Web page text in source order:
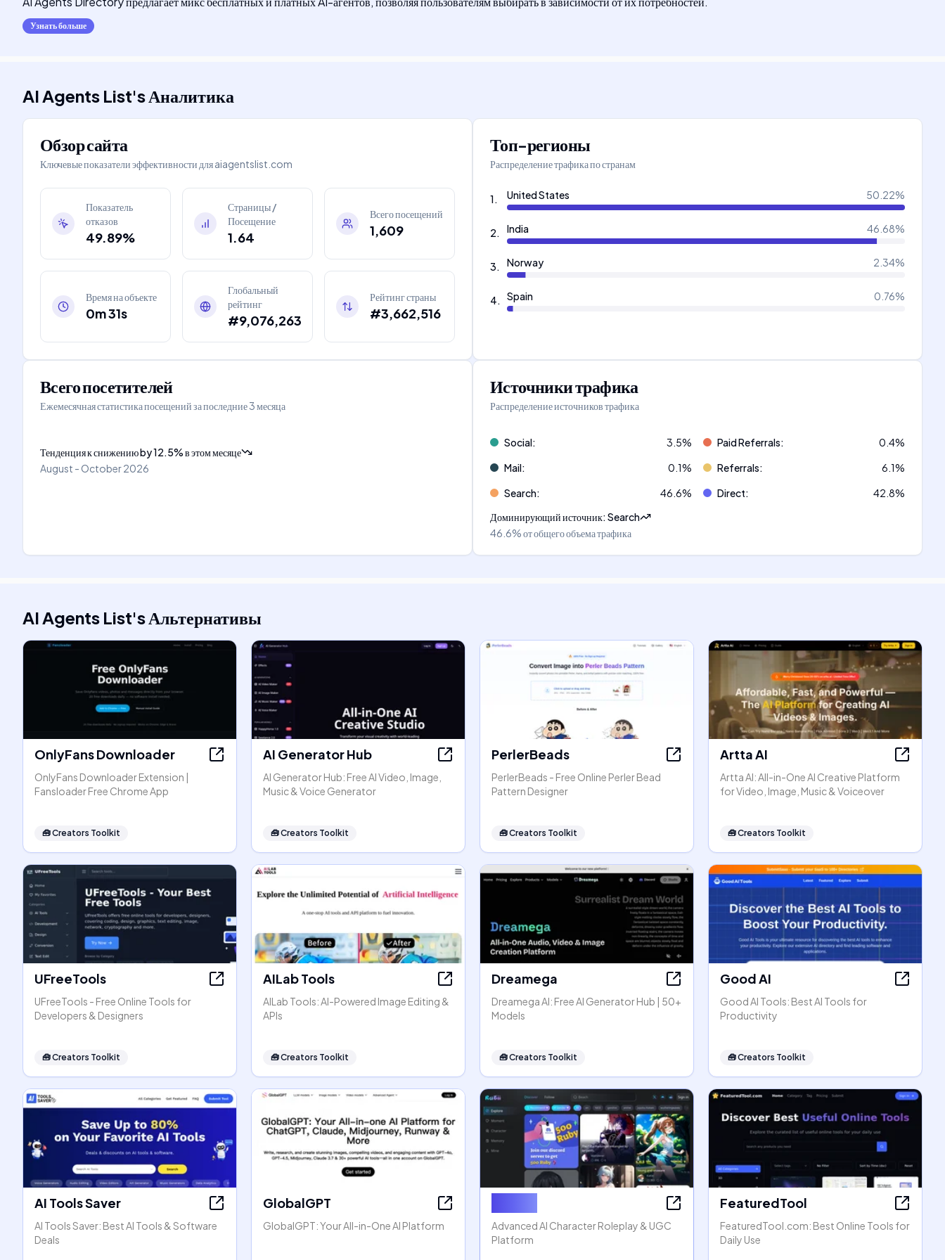
Узнать больше
AI Agents List'sАналитика
Обзор сайта
Ключевые показатели эффективности дляaiagentslist.com
Показатель
отказов
49.89%
Страницы /
Посещение
1.64
Всего посещений
1,609
Время на объекте
0m 31s
Глобальный
рейтинг
#9,076,263
Рейтинг страны
#3,662,516
Топ-регионы
Распределение трафика по странам
1. United States 50.22%
2. India 46.68%
3. Norway 2.34%
4. Spain 0.76%
Всего посетителей
Ежемесячная статистика посещений за последние 3 месяца
Тенденция к снижениюby12.5%в этом месяце
August - October 2026
Источники трафика
Распределение источников трафика
Social: 3.5% Paid Referrals: 0.4%
Mail: 0.1% Referrals: 6.1%
Search: 46.6% Direct: 42.8%
Доминирующий источник:Search
46.6%от общего объема трафика
AI Agents List'sАльтернативы
OnlyFans Downloader
OnlyFans Downloader Extension |
Fansloader Free Chrome App
🧰Creators Toolkit
AI Generator Hub
AI Generator Hub: Free AI Video, Image,
Music & Voice Generator
🧰Creators Toolkit
PerlerBeads
PerlerBeads - Free Online Perler Bead
Pattern Designer
🧰Creators Toolkit
Artta AI
Artta AI: All-in-One AI Creative Platform
for Video, Image, Music & Voiceover
🧰Creators Toolkit
UFreeTools
UFreeTools - Free Online Tools for
Developers & Designers
🧰Creators Toolkit
AILab Tools
AILab Tools: AI-Powered Image Editing &
APIs
🧰Creators Toolkit
Dreamega
Dreamega AI: Free AI Generator Hub | 50+
Models
🧰Creators Toolkit
Good AI
Good AI Tools: Best AI Tools for
Productivity
🧰Creators Toolkit
AI Tools Saver
AI Tools Saver: Best AI Tools & Software
Deals
GlobalGPT
GlobalGPT: Your All-in-One AI Platform
Advanced AI Character Roleplay & UGC
Platform
FeaturedTool
FeaturedTool.com: Best Online Tools for
Daily Use